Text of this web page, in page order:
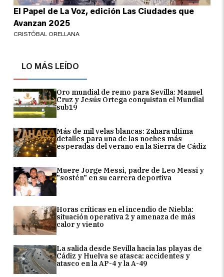
LO MÁS LEÍDO
Oro mundial de remo para Sevilla: Manuel
Cruz y Jesús Ortega conquistan el Mundial
sub19
Más de mil velas blancas: Zahara ultima
detalles para una de las noches más
esperadas del verano en la Sierra de Cádiz
Muere Jorge Messi, padre de Leo Messi y
"sostén" en su carrera deportiva
Horas críticas en el incendio de Niebla:
situación operativa 2 y amenaza de más
calor y viento
La salida desde Sevilla hacia las playas de
Cádiz y Huelva se atasca: accidentes y
atasco en la AP-4 y la A-49
El Papel de La Voz, edición Las Ciudades que
Avanzan 2025
CRISTÓBAL ORELLANA